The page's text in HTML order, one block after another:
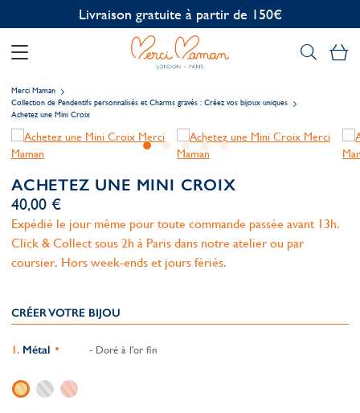
Personnalisation offerte
Merci Maman
Collection de Pendentifs personnalisés et Charms gravés : Créez vos bijoux uniques
Achetez une Mini Croix
ACHETEZ UNE MINI CROIX
40,00 €
Expédié le jour même pour toute commande passée avant 13h.
Click & Collect sous 2h à Paris dans notre atelier ou par
coursier. Hors week-ends et jours fériés.
CRÉER VOTRE BIJOU
Métal - Doré à l'or fin